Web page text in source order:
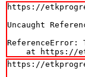
https://
Uncaught
ReferenceError:
at https://
https://